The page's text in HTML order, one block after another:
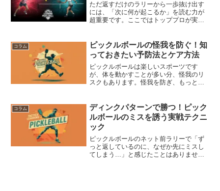
ただ返すだけのラリーから一歩抜け出す
には、「次に何が起こるか」を読む力が
超重要です。ここではトッププロが実際
ます。今日の練習からマネできる内容な
ので、イメトレしながら...
コラム
ピックルボールの怪我を防ぐ！知
っておきたい予防法とケア方法
ピックルボールは楽しいスポーツです
が、体を動かすことが多い分、怪我のリ
スクもあります。怪我を防ぎ、もっと長
しっかり準備して、元気にピックルボー
ルを楽しんでくださいね！ピ...
コラム
ディンクパターンで勝つ！ピック
ルボールのミスを誘う実戦テクニ
ック
ピックルボールのネット前ラリーで「ず
っと返しているのに、なぜか先にミスし
てしまう…」と感じたことはありません